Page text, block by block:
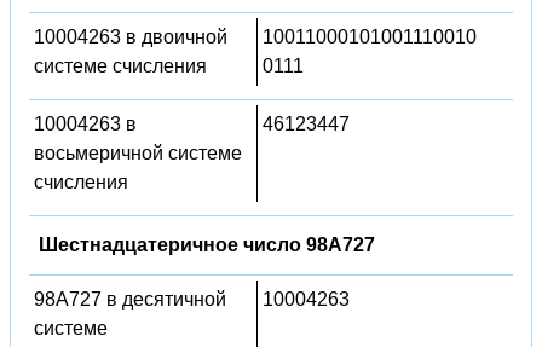
10004263 в двоичной
системе счисления
10011000101001110010
0111
10004263 в
восьмеричной системе
счисления
46123447
Шестнадцатеричное число 98A727
98A727 в десятичной
системе
10004263